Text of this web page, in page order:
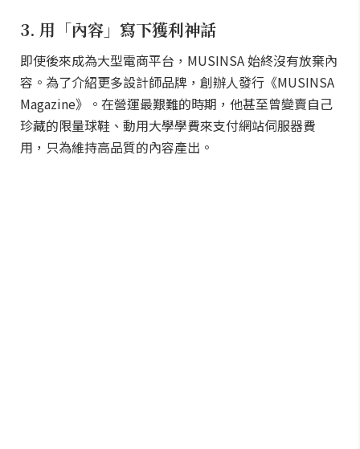
3. 用「內容」寫下獲利神話
即使後來成為大型電商平台，MUSINSA 始終沒有放棄內
容。為了介紹更多設計師品牌，創辦人發行《MUSINSA
Magazine》。在營運最艱難的時期，他甚至曾變賣自己
珍藏的限量球鞋、動用大學學費來支付網站伺服器費
用，只為維持高品質的內容產出。